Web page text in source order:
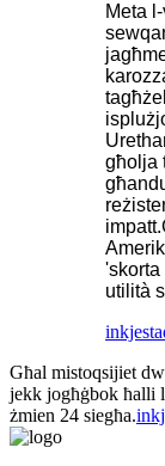
Meta
għolja
'skorta
utilità
inkjesta
Għal mistoqsijiet
jekk jogħġbok ħalli
żmien 24 siegħa.